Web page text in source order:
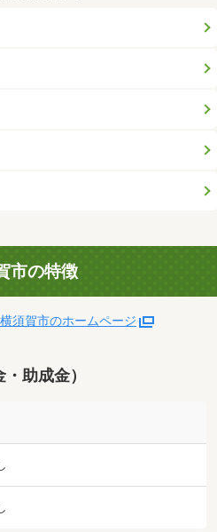
市の特徴
横須賀市のホームページ
助成金）